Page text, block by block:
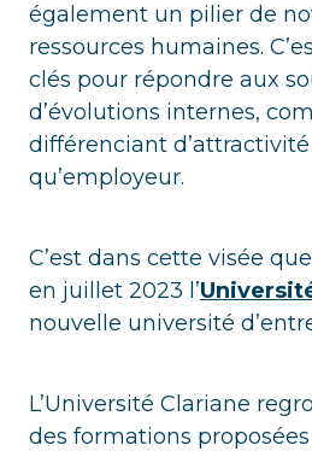
également un pilier de
ressources humaines.
clés pour répondre aux
d’évolutions internes,
différenciant
qu’employeur.
C’est dans cette visée
en juillet 2023 l’
nouvelle université
L’Université Clariane
des formations